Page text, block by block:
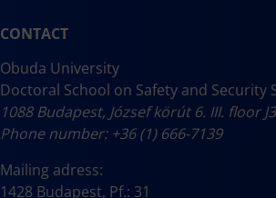
CONTACT
Obuda University
Doctoral School on Safety and Security
1088 Budapest, József körút 6. III. floor
Phone number: +36 (1) 666-7139
Mailing adress:
1428 Budapest, Pf.: 31